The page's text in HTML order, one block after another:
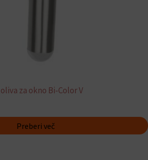
za okno Bi-Color V
Preberi več